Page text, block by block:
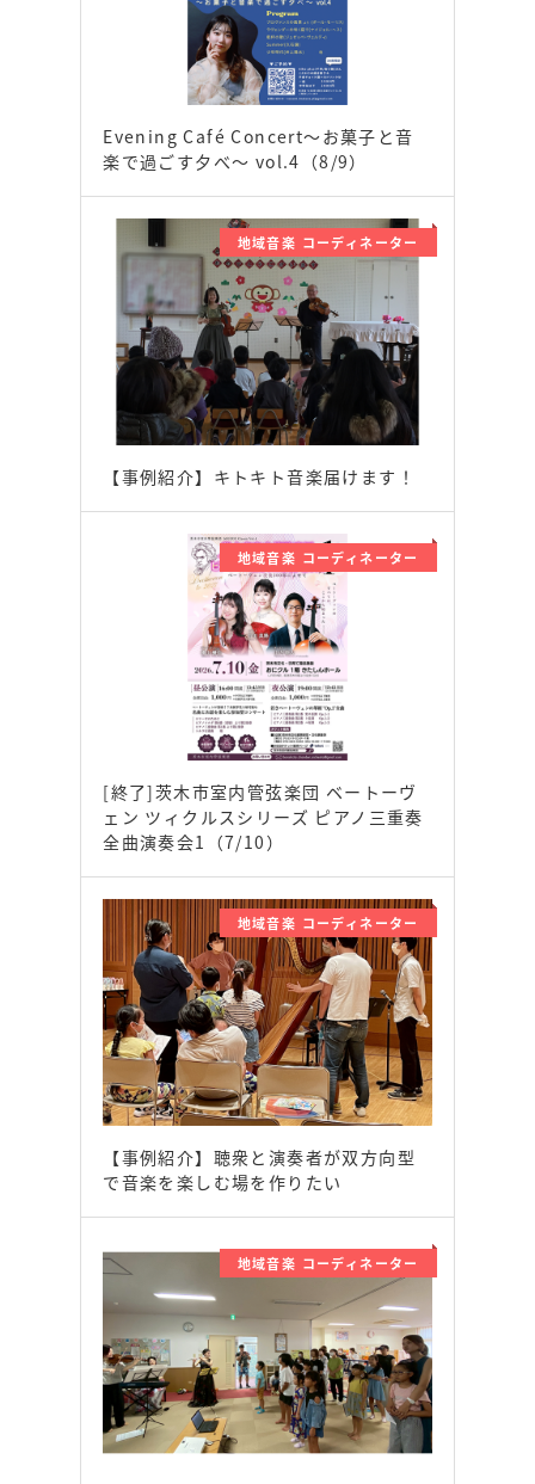
Evening Café Concert〜お菓子と音
楽で過ごす夕べ〜 vol.4（8/9）
地域音楽 コーディネーター
【事例紹介】キトキト音楽届けます！
地域音楽 コーディネーター
[終了]茨木市室内管弦楽団 ベートーヴ
ェン ツィクルスシリーズ ピアノ三重奏
全曲演奏会1（7/10）
地域音楽 コーディネーター
【事例紹介】聴衆と演奏者が双方向型
で音楽を楽しむ場を作りたい
地域音楽 コーディネーター